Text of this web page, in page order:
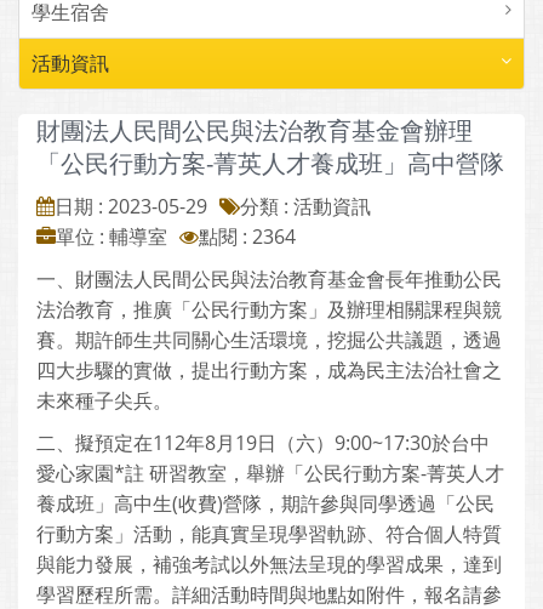
學生宿舍
活動資訊
財團法人民間公民與法治教育基金會辦理
「公民行動方案-菁英人才養成班」高中營隊
日期 : 2023-05-29
分類 : 活動資訊
單位 : 輔導室
點閱 : 2364
一、財團法人民間公民與法治教育基金會長年推動公民
法治教育，推廣「公民行動方案」及辦理相關課程與競
賽。期許師生共同關心生活環境，挖掘公共議題，透過
四大步驟的實做，提出行動方案，成為民主法治社會之
未來種子尖兵。
二、擬預定在112年8月19日（六）9:00~17:30於台中
愛心家園*註 研習教室，舉辦「公民行動方案-菁英人才
養成班」高中生(收費)營隊，期許參與同學透過「公民
行動方案」活動，能真實呈現學習軌跡、符合個人特質
與能力發展，補強考試以外無法呈現的學習成果，達到
學習歷程所需。詳細活動時間與地點如附件，報名請參